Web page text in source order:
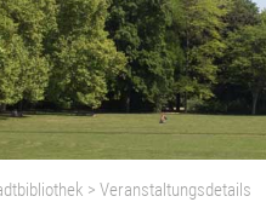
> Veranstaltungsdetails